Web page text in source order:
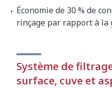
Économie de 30 % de
rinçage par rapport à la
Système de
surface, cuve et